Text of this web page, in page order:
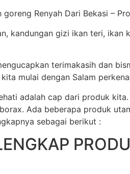
goreng Renyah Dari Bekasi –
terimakasih dan
mulai dengan Salam
adalah cap dari produk
Ada beberapa produk
sebagai berikut :